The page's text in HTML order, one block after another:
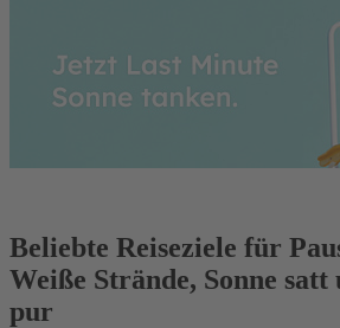
Beliebte Reiseziele für
Weiße Strände, Sonne
pur